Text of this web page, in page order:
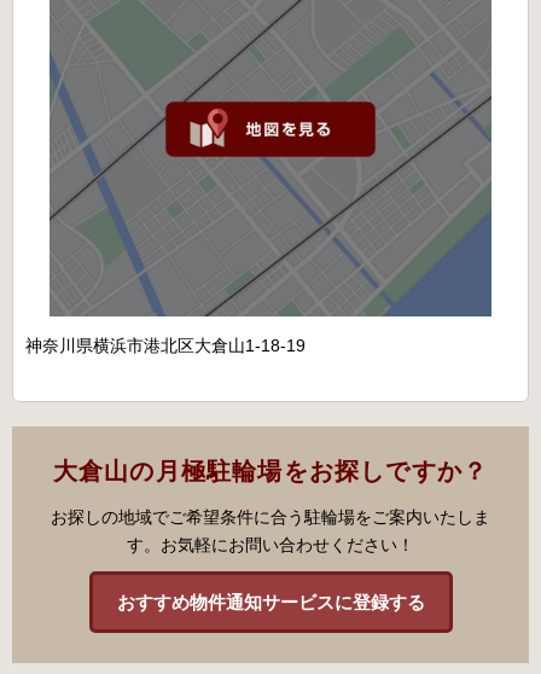
神奈川県横浜市港北区大倉山1-18-19
大倉山の月極駐輪場をお探しですか？
お探しの地域でご希望条件に合う駐輪場をご案内いたしま
す。お気軽にお問い合わせください！
おすすめ物件通知サービスに登録する